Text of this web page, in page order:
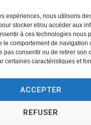
expériences, nous utilisons
stocker et/ou accéder aux
à ces technologies nous
le comportement de navigation
pas consentir ou de retirer son
certaines caractéristiques et
ACCEPTER
REFUSER
Accueil
Accessibilité
Mentions légales